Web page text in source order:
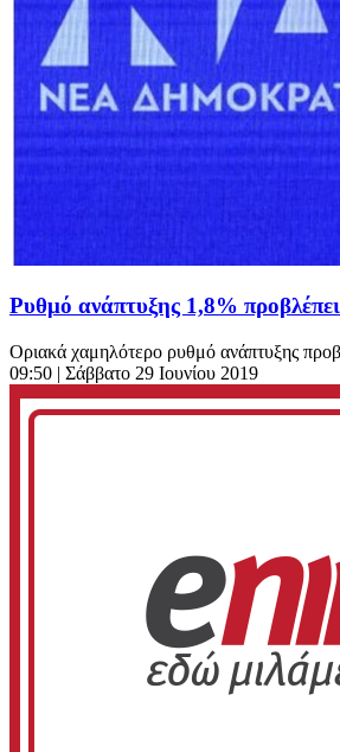
Ρυθμό ανάπτυξης 1,8%
Οριακά χαμηλότερο ρυθμό ανάπτυξης
09:50 | Σάββατο 29 Ιουνίου 2019